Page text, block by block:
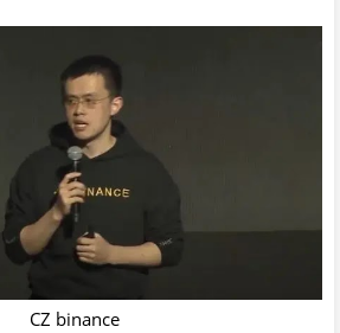
CZ binance